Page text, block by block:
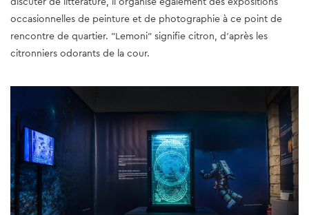
occasionnelles de peinture et de photographie à ce point de
rencontre de quartier. "Lemoni" signifie citron, d'après les
citronniers odorants de la cour.